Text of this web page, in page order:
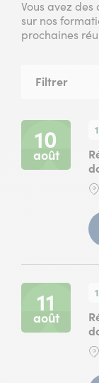
Vous avez
sur nos
prochaines
Filtrer
des
réunions
10
août
11
août